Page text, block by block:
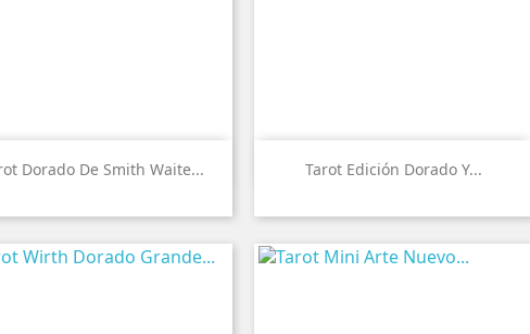
Dorado De Smith Waite...
 Vista rápida Tarot Edición Dorado Y...
 Vista rápida